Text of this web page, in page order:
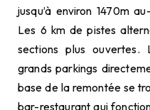
jusqu’à environ 1470m
Les 6 km de pistes
sections plus ouvertes.
grands parkings
base de la remontée se
bar-restaurant qui